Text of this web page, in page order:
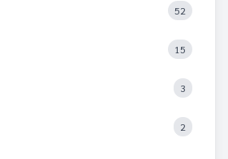
52
15
3
2